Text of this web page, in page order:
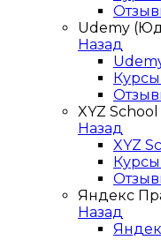
Udemy
Назад
XYZ School
Назад
XYZ
Курсы
Яндекс
Назад